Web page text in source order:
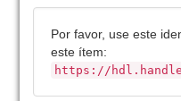
Por favor, use este
este ítem:
https://